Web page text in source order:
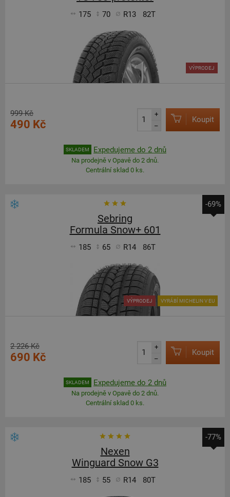
175 70 R13 82T
VÝPRODEJ
999 Kč
490 Kč
+
–
Koupit
SKLADEM Expedujeme do 2 dnů
Na prodejně v Opavě do 2 dnů.
Centrální sklad 0 ks.
-69%
Sebring
Formula Snow+ 601
185 65 R14 86T
VÝPRODEJ VYRÁBÍ MICHELIN V EU
2 226 Kč
690 Kč
+
–
Koupit
SKLADEM Expedujeme do 2 dnů
Na prodejně v Opavě do 2 dnů.
Centrální sklad 0 ks.
-77%
Nexen
Winguard Snow G3
185 55 R14 80T